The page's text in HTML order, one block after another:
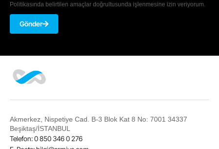
Politikasında belirtilen amaçlar doğrultusunda işlenmesine izin veriyorum.
Gönder
Akmerkez, Nispetiye Cad. B-3 Blok Kat 8 No: 7001 34337
Beşiktaş/İSTANBUL
Telefon: 0 850 346 0 276